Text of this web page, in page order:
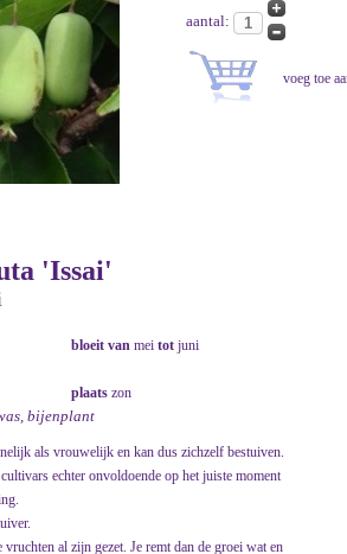
aantal:
'Issai'
bloeit van mei tot juni
plaats zon
bijenplant
als vrouwelijk en kan dus zichzelf bestuiven.
echter onvoldoende op het juiste moment
al zijn gezet. Je remt dan de groei wat en